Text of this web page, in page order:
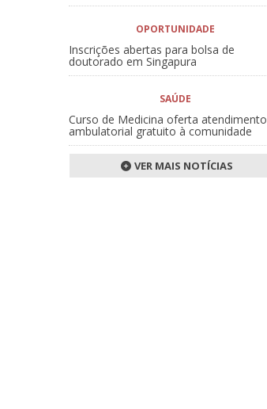
OPORTUNIDADE
Inscrições abertas para bolsa de
doutorado em Singapura
SAÚDE
Curso de Medicina oferta atendimento
ambulatorial gratuito à comunidade
VER MAIS NOTÍCIAS